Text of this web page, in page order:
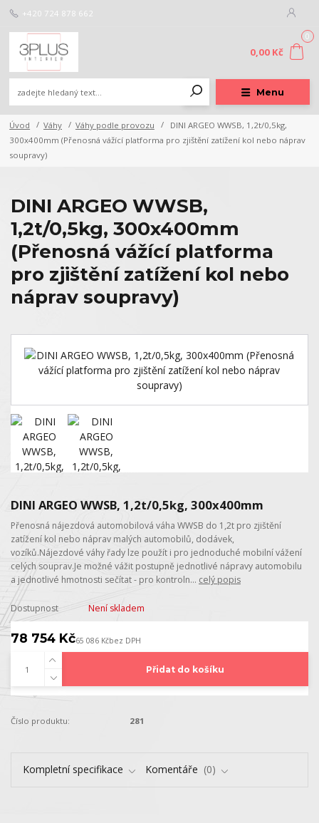
Menu
+420 724 878 662
0
0,00 Kč
Úvod Váhy Váhy podle provozu
DINI ARGEO WWSB, 1,2t/0,5kg,
300x400mm (Přenosná vážící platforma pro zjištění zatížení kol nebo náprav
soupravy)
DINI ARGEO WWSB,
1,2t/0,5kg, 300x400mm
(Přenosná vážící platforma
pro zjištění zatížení kol nebo
náprav soupravy)
DINI ARGEO WWSB, 1,2t/0,5kg, 300x400mm
Přenosná nájezdová automobilová váha WWSB do 1,2t pro zjištění
zatížení kol nebo náprav malých automobilů, dodávek,
vozíků.Nájezdové váhy řady lze použít i pro jednoduché mobilní vážení
celých souprav.Je možné vážit postupně jednotlivé nápravy automobilu
a jednotlivé hmotnosti sečítat - pro kontroln... celý popis
Dostupnost Není skladem
78 754 Kč65 086 Kčbez DPH
Přidat do košíku
Číslo produktu: 281
Kompletní specifikace Komentáře 0